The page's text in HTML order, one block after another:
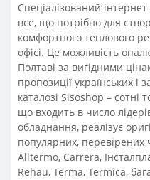
Спеціалізований
все, що потрібно для
комфортного теплового
офісі. Це можливість
Полтаві за вигідними
пропозиції українських і
каталозі Sisoshop – сотні
що входить в число
обладнання, реалізує
популярних, перевірених
Alltermo, Carrera,
Rehau, Terma, Termica,